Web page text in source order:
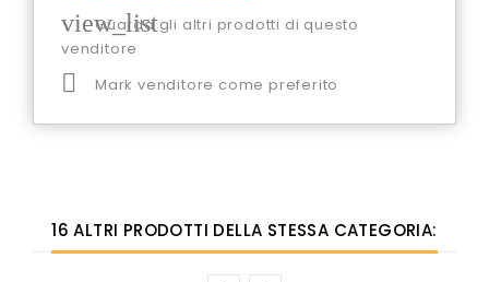
view_list
Guarda gli altri prodotti di questo
venditore
 Mark venditore come preferito
16 ALTRI PRODOTTI DELLA STESSA CATEGORIA: